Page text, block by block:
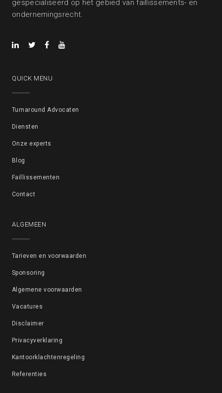
gespecialiseerd op het gebied van faillissements- en
ondernemingsrecht.
QUICK MENU
Turnaround Advocaten
Diensten
Onze experts
Blog
Faillissementen
Contact
ALGEMEEN
Tarieven en voorwaarden
Sponsoring
Algemene voorwaarden
Vacatures
Disclaimer
Privacyverklaring
Kantoorklachtenregeling
Referenties